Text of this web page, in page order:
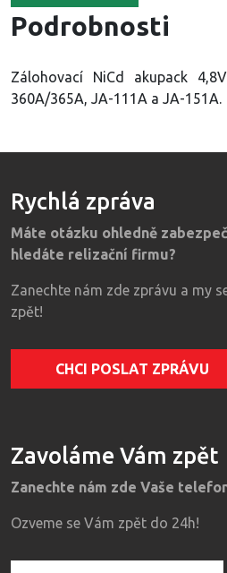
Podrobnosti
Zálohovací NiCd akupack
360A/365A, JA-111A a JA-151A.
Rychlá zpráva
Máte otázku ohledně
hledáte relizační firmu?
Zanechte nám zde zprávu a my
zpět!
CHCI POSLAT ZPRÁVU
Zavoláme Vám zpět
Zanechte nám zde Vaše
Ozveme se Vám zpět do 24h!